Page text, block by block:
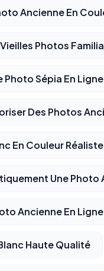
Ancienne En
Photos
Photo Sépia En Ligne
Des Photos
En Couleur Réaliste
Une Photo
Ancienne En
Haute Qualité
essentiels